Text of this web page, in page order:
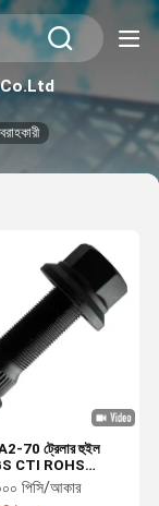
70 ট্রেলার হুইল
CTI ROHS
পিসি/আকার